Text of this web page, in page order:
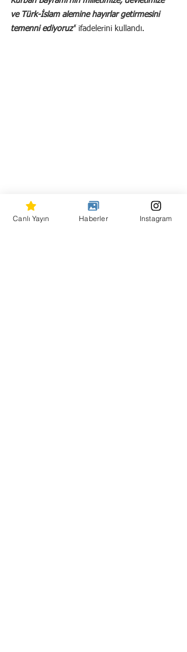
ve Türk-İslam alemine hayırlar getirmesini
temenni ediyoruz" ifadelerini kullandı.
Canlı Yayın Haberler Instagram